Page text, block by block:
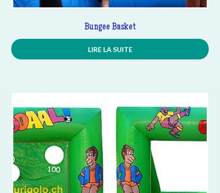
Bungee Basket
LIRE LA SUITE